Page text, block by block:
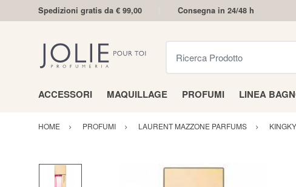
Spedizioni gratis da € 99,00 Consegna in 24/48 h
ACCESSORI MAQUILLAGE PROFUMI LINEA
HOME PROFUMI LAURENT MAZZONE PARFUMS